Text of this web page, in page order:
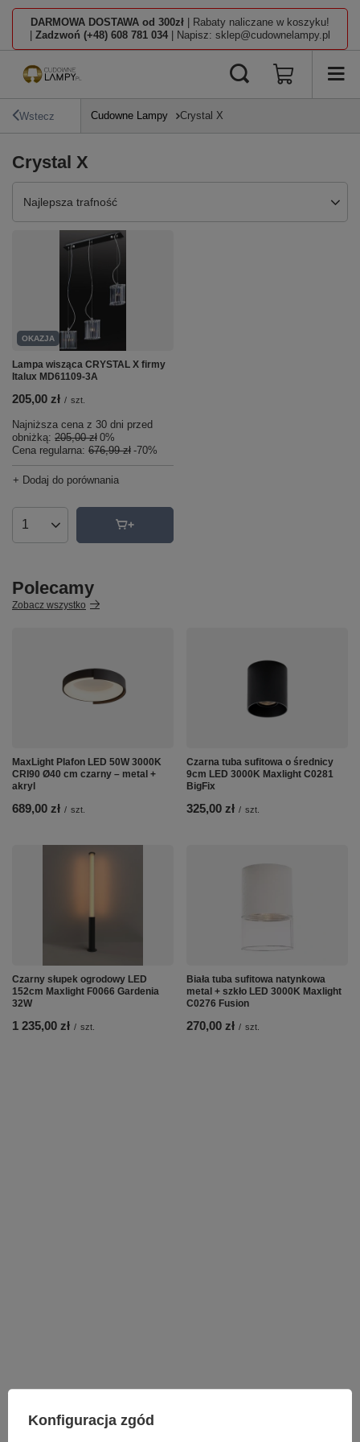
DARMOWA DOSTAWA od 300zł | Rabaty naliczane w koszyku!
Zadzwoń (+48) 608 781 034 | Napisz: sklep@cudownelampy.pl
Wstecz Cudowne Lampy Crystal X
Crystal X
Zmień sortowanie
Najlepsza trafność
OKAZJA
Lampa wisząca CRYSTAL X firmy
Italux MD61109-3A
205,00 zł / szt.
Najniższa cena z 30 dni przed
obniżką: 205,00 zł 0%
Cena regularna: 676,99 zł -70%
+ Dodaj do porównania
Ilość produktów
Polecamy
Zobacz wszystko
MaxLight Plafon LED 50W 3000K
CRI90 Ø40 cm czarny – metal +
akryl
689,00 zł / szt.
Czarna tuba sufitowa o średnicy
9cm LED 3000K Maxlight C0281
BigFix
325,00 zł / szt.
Czarny słupek ogrodowy LED
152cm Maxlight F0066 Gardenia
32W
1 235,00 zł / szt.
Biała tuba sufitowa natynkowa
metal + szkło LED 3000K Maxlight
C0276 Fusion
270,00 zł / szt.
LAMPY WEWNĘTRZNE
Konfiguracja zgód